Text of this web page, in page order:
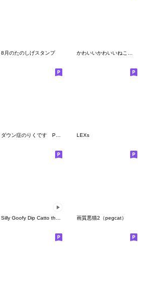
8月のたのしげスタンプ
ダウン症のりくです Part3 LEXs
画質悪猫2（pegcat）